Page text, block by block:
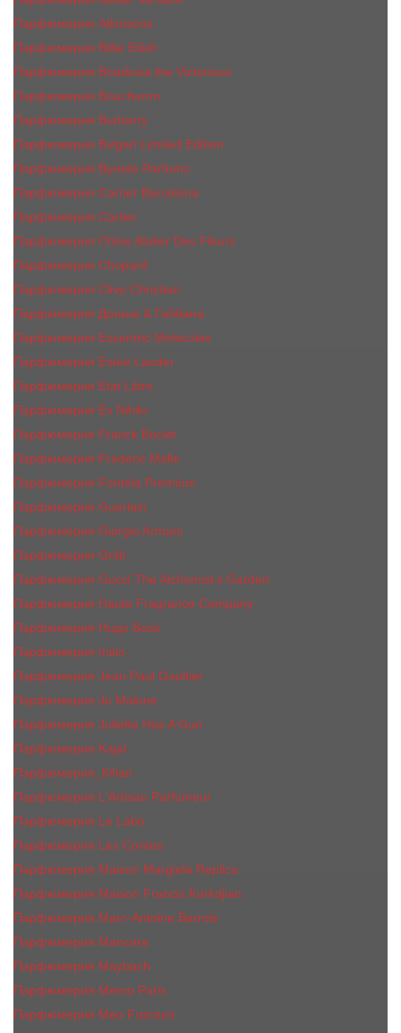
Парфюмерия Atkinsons
Парфюмерия Billie Eilish
Парфюмерия Boadicea the Victorious
Парфюмерия Boucheron
Парфюмерия Burberry
Парфюмерия Bvlgari Limited Edition
Парфюмерия Byredo Parfums
Парфюмерия Carner Barcelona
Парфюмерия Cartier
Парфюмерия Chloe Atelier Des Fleurs
Парфюмерия Сhopard
Парфюмерия Clive Christian
Парфюмерия Дольче & Габбана
Парфюмерия Escentric Molecules
Парфюмерия Estee Lаudеr
Парфюмерия Etat Libre
Парфюмерия Ex Nihilo
Парфюмерия Franck Boclet
Парфюмерия Frеderic Mаlle
Парфюмерия Fontela Premium
Парфюмерия Guerlain
Парфюмерия Giorgio Armani
Парфюмерия Gritti
Парфюмерия Gucci The Alchemist’s Garden.
Парфюмерия Haute Fragrance Company
Парфюмерия Hugo Boss
Парфюмерия Initio
Парфюмерия Jean Paul Gaultier
Парфюмерия Jо Malоnе
Парфюмерия Juliette Has A Gun
Парфюмерия Kajal
Парфюмерия_КiIiаn
Парфюмерия L'Artisan Parfumeur
Парфюмерия Le Labo
Парфюмерия Les Contes
Парфюмерия Maison Margiela Replica
Парфюмерия Maison Francis Kurkdjian
Парфюмерия Marc-Antoine Barrois
Парфюмерия Mancera
Парфюмерия Maybach
Парфюмерия Memo Paris
Парфюмерия Meo Fusciuni